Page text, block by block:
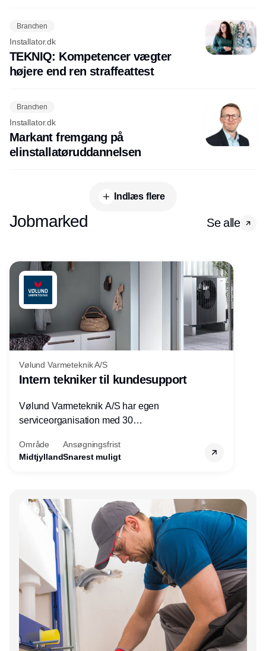
Branchen
Installator.dk
TEKNIQ: Kompetencer vægter
højere end ren straffeattest
Branchen
Installator.dk
Markant fremgang på
elinstallatøruddannelsen
Indlæs flere
Jobmarked Se alle
Vølund Varmeteknik A/S
Intern tekniker til kundesupport
Vølund Varmeteknik A/S har egen
serviceorganisation med 30
søger nu endnu en teknisk kollega - denne
gang til kundesupport på kontoret i Herning.
Område
Midtjylland
Ansøgningsfrist
Snarest muligt
Annonce